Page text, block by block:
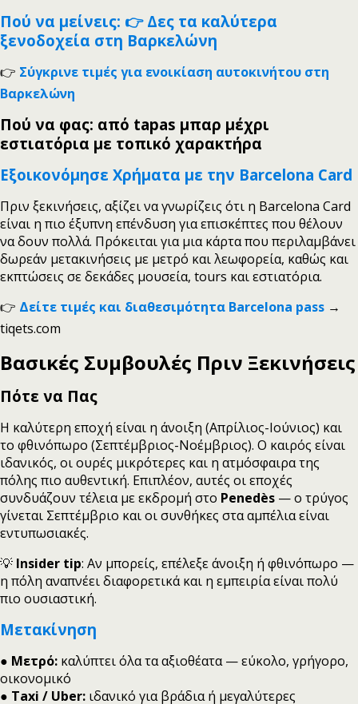
Πού να μείνεις: 👉 Δες τα καλύτερα
ξενοδοχεία στη Βαρκελώνη
👉 Σύγκρινε τιμές για ενοικίαση αυτοκινήτου στη
Βαρκελώνη
Πού να φας: από tapas μπαρ μέχρι
εστιατόρια με τοπικό χαρακτήρα
Εξοικονόμησε Χρήματα με την Barcelona Card
Πριν ξεκινήσεις, αξίζει να γνωρίζεις ότι η Barcelona Card
είναι η πιο έξυπνη επένδυση για επισκέπτες που θέλουν
να δουν πολλά. Πρόκειται για μια κάρτα που περιλαμβάνει
δωρεάν μετακινήσεις με μετρό και λεωφορεία, καθώς και
εκπτώσεις σε δεκάδες μουσεία, tours και εστιατόρια.
👉 Δείτε τιμές και διαθεσιμότητα Barcelona pass →
tiqets.com
Βασικές Συμβουλές Πριν Ξεκινήσεις
Πότε να Πας
Η καλύτερη εποχή είναι η άνοιξη (Απρίλιος-Ιούνιος) και
το φθινόπωρο (Σεπτέμβριος-Νοέμβριος). Ο καιρός είναι
ιδανικός, οι ουρές μικρότερες και η ατμόσφαιρα της
πόλης πιο αυθεντική. Επιπλέον, αυτές οι εποχές
συνδυάζουν τέλεια με εκδρομή στο Penedès — o τρύγος
γίνεται Σεπτέμβριο και οι συνθήκες στα αμπέλια είναι
εντυπωσιακές.
💡 Insider tip: Αν μπορείς, επέλεξε άνοιξη ή φθινόπωρο —
η πόλη αναπνέει διαφορετικά και η εμπειρία είναι πολύ
πιο ουσιαστική.
Μετακίνηση
● Μετρό: καλύπτει όλα τα αξιοθέατα — εύκολο, γρήγορο,
οικονομικό
● Taxi / Uber: ιδανικό για βράδια ή μεγαλύτερες